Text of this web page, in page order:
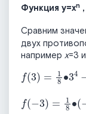
Функция y=xn
Сравним
двух
например x=3 и
f3=1 4 32
f- =18 3 4